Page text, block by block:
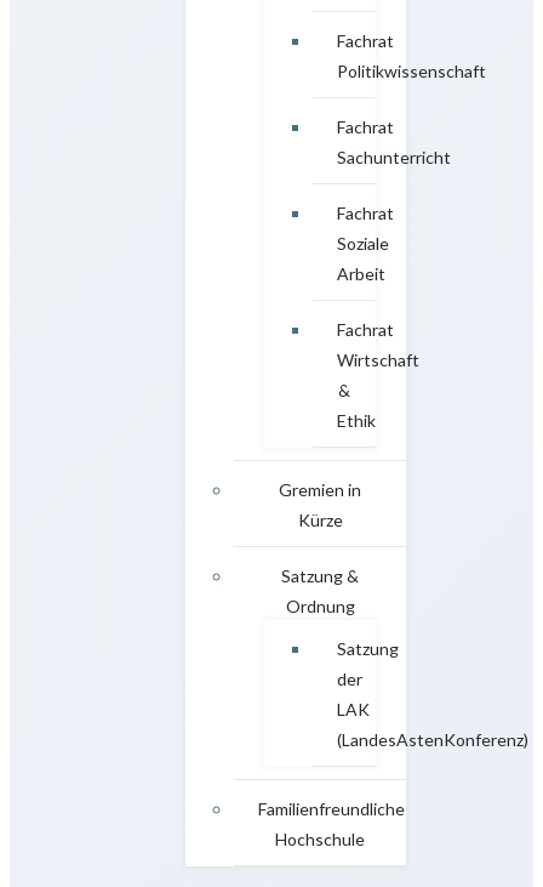
Fachrat
Politikwissenschaft
Fachrat
Sachunterricht
Fachrat
Soziale
Arbeit
Fachrat
Wirtschaft
&
Ethik
Gremien in
Kürze
Satzung &
Ordnung
Satzung
der
LAK
(LandesAstenKonferenz)
Familienfreundliche
Hochschule